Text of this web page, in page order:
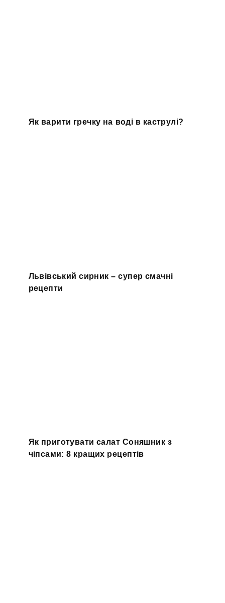
Як варити гречку на воді в каструлі?
Львівський сирник – супер смачні
рецепти
Як приготувати салат Соняшник з
чіпсами: 8 кращих рецептів